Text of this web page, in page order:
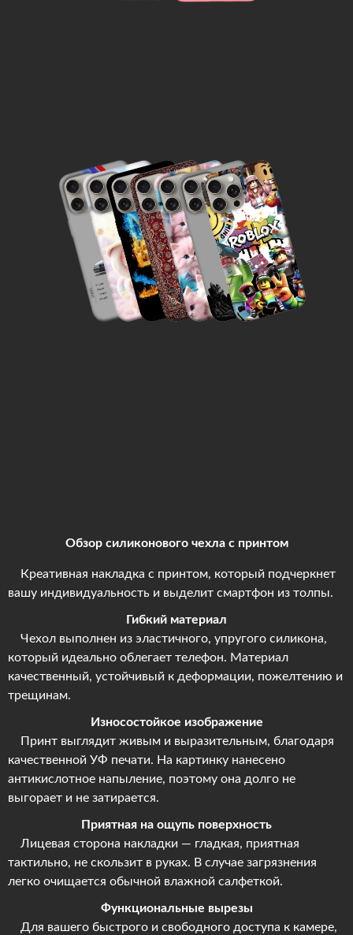
Обзор силиконового чехла с принтом
Креативная накладка с принтом, который подчеркнет
вашу индивидуальность и выделит смартфон из толпы.
Гибкий материал
Чехол выполнен из эластичного, упругого силикона,
который идеально облегает телефон. Материал
качественный, устойчивый к деформации, пожелтению и
трещинам.
Износостойкое изображение
Принт выглядит живым и выразительным, благодаря
качественной УФ печати. На картинку нанесено
антикислотное напыление, поэтому она долго не
выгорает и не затирается.
Приятная на ощупь поверхность
Лицевая сторона накладки — гладкая, приятная
тактильно, не скользит в руках. В случае загрязнения
легко очищается обычной влажной салфеткой.
Функциональные вырезы
Для вашего быстрого и свободного доступа к камере,